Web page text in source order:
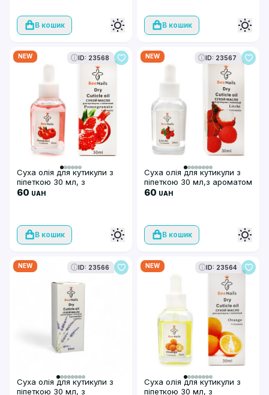
В кошик В кошик
NEW ID: 23568
Суха олія для кутикули з
піпеткою 30 мл, з
ароматом гранат, Bee Nails
60 UAH
В кошик
NEW ID: 23567
Суха олія для кутикули з
піпеткою 30 мл,з ароматом
лічі, Bee Nails
60 UAH
В кошик
NEW ID: 23566
Суха олія для кутикули з
піпеткою 30 мл, з
NEW ID: 23564
Суха олія для кутикули з
піпеткою 30 мл, з